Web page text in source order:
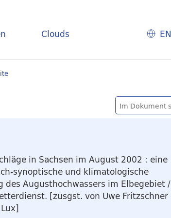
Clouds EN
in Sachsen im August 2002 : eine
synoptische und klimatologische
des Augusthochwassers im Elbegebiet/
[zusgst. von Uwe Fritzschner